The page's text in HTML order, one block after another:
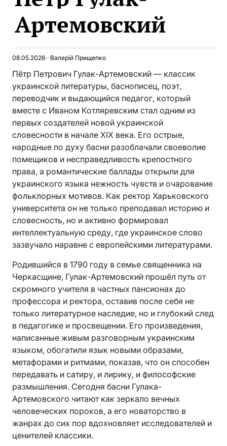
Артемовский
08.05.2026 Валерій Прищепко
Пётр Петрович Гулак-Артемовский — классик
украинской литературы, баснописец, поэт,
переводчик и выдающийся педагог, который
вместе с Иваном Котляревским стал одним из
первых создателей новой украинской
словесности в начале XIX века. Его острые,
народные по духу басни разоблачали своеволие
помещиков и несправедливость крепостного
права, а романтические баллады открыли для
украинского языка нежность чувств и очарование
фольклорных мотивов. Как ректор Харьковского
университета он не только преподавал историю и
словесность, но и активно формировал
интеллектуальную среду, где украинское слово
зазвучало наравне с европейскими литературами.
Родившийся в 1790 году в семье священника на
Черкасщине, Гулак-Артемовский прошёл путь от
скромного учителя в частных пансионах до
профессора и ректора, оставив после себя не
только литературное наследие, но и глубокий след
в педагогике и просвещении. Его произведения,
написанные живым разговорным украинским
языком, обогатили язык новыми образами,
метафорами и ритмами, показав, что он способен
передавать и сатиру, и лирику, и философские
размышления. Сегодня басни Гулака-
Артемовского читают как зеркало вечных
человеческих пороков, а его новаторство в
жанрах до сих пор вдохновляет исследователей и
ценителей классики.